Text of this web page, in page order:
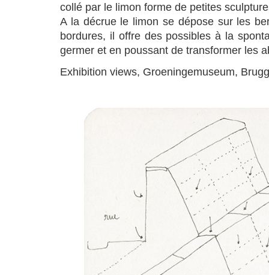
collé par le limon forme de petites
A la décrue le limon se dépose sur les
bordures, il offre des possibles à la
germer et en poussant de transformer les
Exhibition views, Groeningemuseum,